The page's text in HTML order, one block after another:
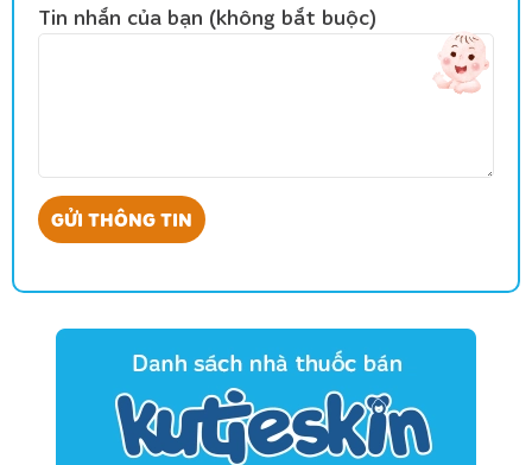
Tin nhắn của bạn (không bắt buộc)